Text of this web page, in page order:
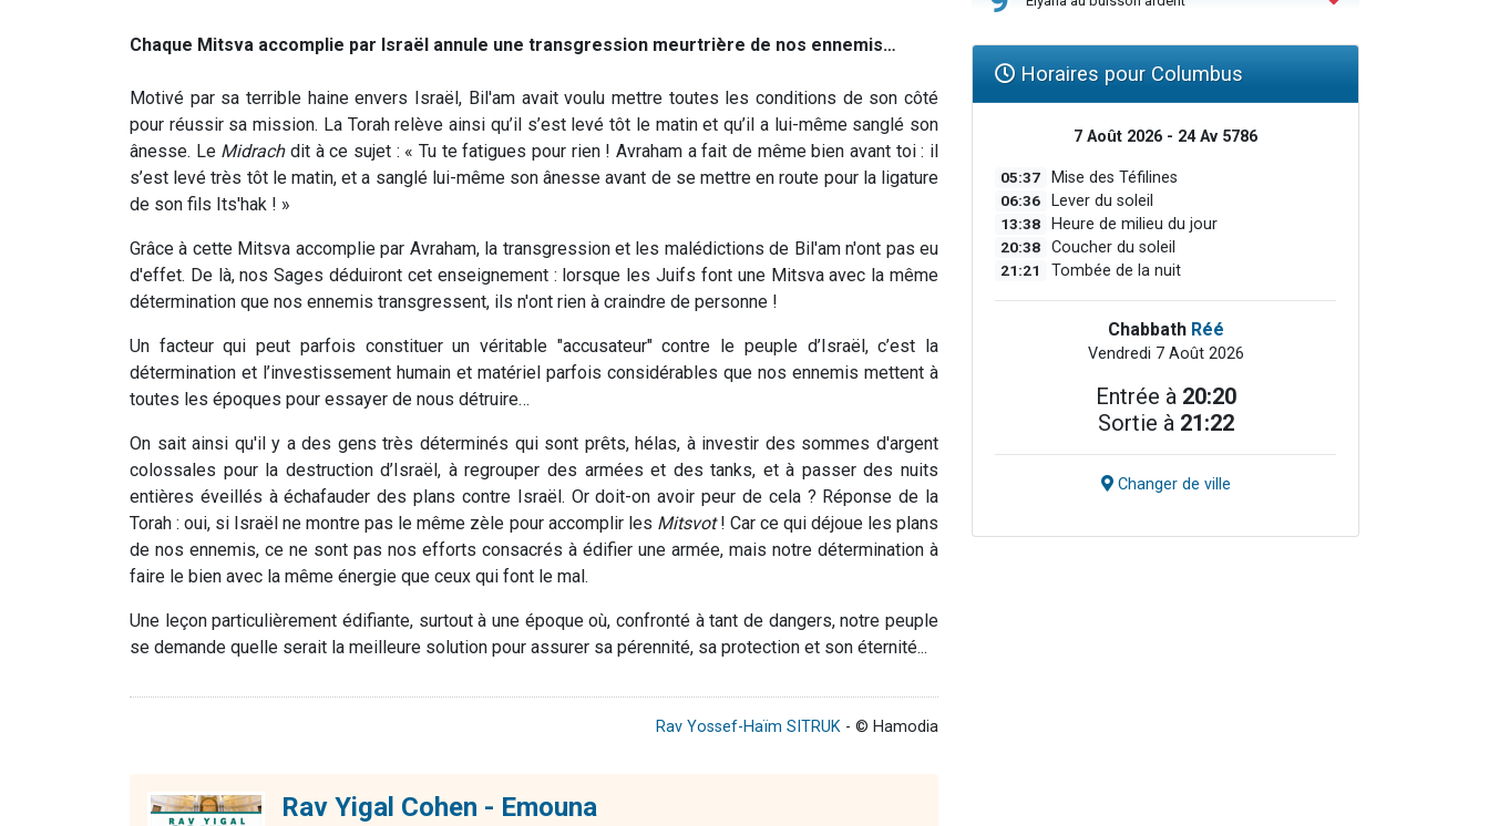
Chaque Mitsva accomplie par Israël annule une transgression meurtrière de nos ennemis…
Motivé par sa terrible haine envers Israël, Bil'am avait voulu mettre toutes les conditions de son côté
pour réussir sa mission. La Torah relève ainsi qu’il s’est levé tôt le matin et qu’il a lui-même sanglé son
ânesse. Le Midrachdit à ce sujet : « Tu te fatigues pour rien ! Avraham a fait de même bien avant toi : il
s’est levé très tôt le matin, et a sanglé lui-même son ânesse avant de se mettre en route pour la ligature
de son fils Its'hak ! »
Grâce à cette Mitsva accomplie par Avraham, la transgression et les malédictions de Bil'am n'ont pas eu
d'effet. De là, nos Sages déduiront cet enseignement : lorsque les Juifs font une Mitsva avec la même
détermination que nos ennemis transgressent, ils n'ont rien à craindre de personne !
Un facteur qui peut parfois constituer un véritable "accusateur" contre le peuple d’Israël, c’est la
détermination et l’investissement humain et matériel parfois considérables que nos ennemis mettent à
toutes les époques pour essayer de nous détruire…
On sait ainsi qu'il y a des gens très déterminés qui sont prêts, hélas, à investir des sommes d'argent
colossales pour la destruction d’Israël, à regrouper des armées et des tanks, et à passer des nuits
entières éveillés à échafauder des plans contre Israël. Or doit-on avoir peur de cela ? Réponse de la
Torah : oui, si Israël ne montre pas le même zèle pour accomplir les Mitsvot! Car ce qui déjoue les plans
de nos ennemis, ce ne sont pas nos efforts consacrés à édifier une armée, mais notre détermination à
faire le bien avec la même énergie que ceux qui font le mal.
Une leçon particulièrement édifiante, surtout à une époque où, confronté à tant de dangers, notre peuple
se demande quelle serait la meilleure solution pour assurer sa pérennité, sa protection et son éternité...
Rav Yossef-Haïm SITRUK - © Hamodia
Rav Yigal Cohen - Emouna
Horaires pour Columbus
7 Août 2026 - 24 Av 5786
05:37 Mise des Téfilines
06:36 Lever du soleil
13:38 Heure de milieu du jour
20:38 Coucher du soleil
21:21 Tombée de la nuit
Chabbath Réé
Vendredi 7 Août 2026
Entrée à 20:20
Sortie à 21:22
Changer de ville